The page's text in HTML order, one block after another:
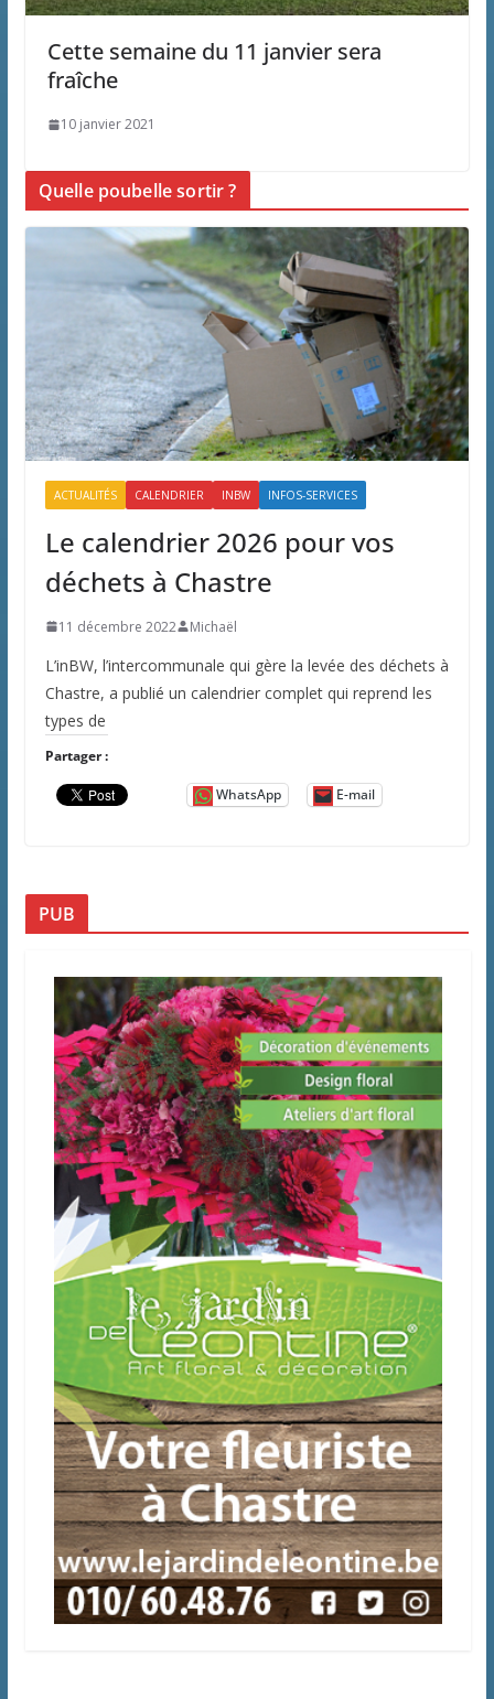
Cette semaine du 11 janvier sera
fraîche
10 janvier 2021
Quelle poubelle sortir ?
ACTUALITÉS CALENDRIER INBW INFOS-SERVICES
Le calendrier 2026 pour vos
déchets à Chastre
11 décembre 2022 Michaël
L’inBW, l’intercommunale qui gère la levée des déchets à
Chastre, a publié un calendrier complet qui reprend les
types de
Partager :
WhatsApp E-mail
PUB